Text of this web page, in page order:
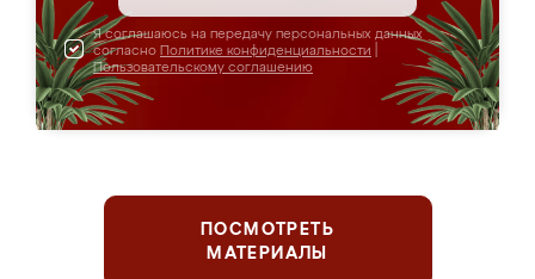
Я соглашаюсь на передачу персональных данных
согласно Политике конфиденциальности
Пользовательскому соглашению
ПОСМОТРЕТЬ
МАТЕРИАЛЫ